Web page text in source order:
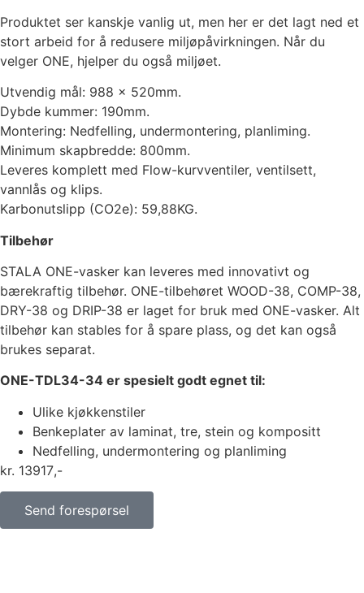
Produktet ser kanskje vanlig ut, men her er det lagt ned et
stort arbeid for å redusere miljøpåvirkningen. Når du
velger ONE, hjelper du også miljøet.
Utvendig mål: 988 x 520mm.
Dybde kummer: 190mm.
Montering: Nedfelling, undermontering, planliming.
Minimum skapbredde: 800mm.
Leveres komplett med Flow-kurvventiler, ventilsett,
vannlås og klips.
Karbonutslipp (CO2e): 59,88KG.
Tilbehør
STALA ONE-vasker kan leveres med innovativt og
bærekraftig tilbehør. ONE-tilbehøret WOOD-38, COMP-38,
DRY-38 og DRIP-38 er laget for bruk med ONE-vasker. Alt
tilbehør kan stables for å spare plass, og det kan også
brukes separat.
ONE-TDL34-34 er spesielt godt egnet til:
Ulike kjøkkenstiler
Benkeplater av laminat, tre, stein og kompositt
Nedfelling, undermontering og planliming
kr 13917
Send forespørsel